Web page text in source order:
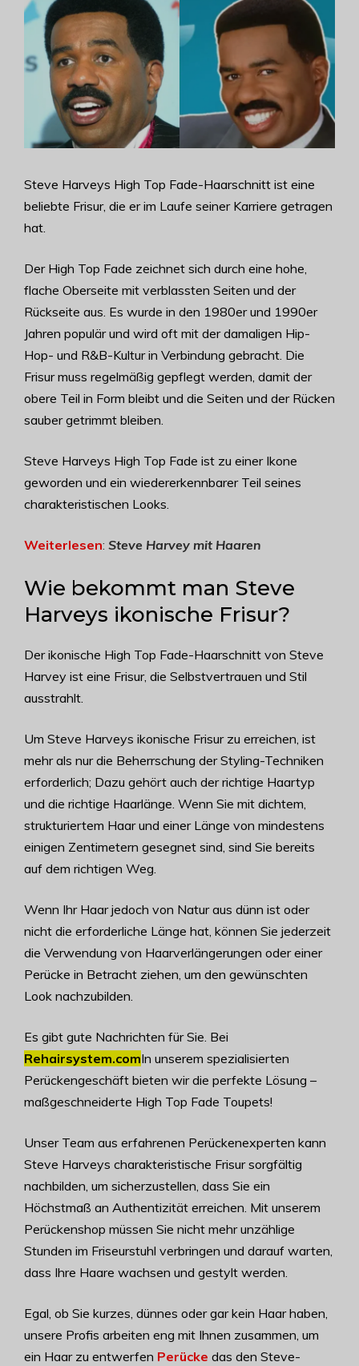
Steve Harveys High Top Fade-Haarschnitt ist eine
beliebte Frisur, die er im Laufe seiner Karriere getragen
hat.
Der High Top Fade zeichnet sich durch eine hohe,
flache Oberseite mit verblassten Seiten und der
Rückseite aus. Es wurde in den 1980er und 1990er
Jahren populär und wird oft mit der damaligen Hip-
Hop- und R&B-Kultur in Verbindung gebracht. Die
Frisur muss regelmäßig gepflegt werden, damit der
obere Teil in Form bleibt und die Seiten und der Rücken
sauber getrimmt bleiben.
Steve Harveys High Top Fade ist zu einer Ikone
geworden und ein wiedererkennbarer Teil seines
charakteristischen Looks.
Weiterlesen: Steve Harvey mit Haaren
Wie bekommt man Steve
Harveys ikonische Frisur?
Der ikonische High Top Fade-Haarschnitt von Steve
Harvey ist eine Frisur, die Selbstvertrauen und Stil
ausstrahlt.
Um Steve Harveys ikonische Frisur zu erreichen, ist
mehr als nur die Beherrschung der Styling-Techniken
erforderlich; Dazu gehört auch der richtige Haartyp
und die richtige Haarlänge. Wenn Sie mit dichtem,
strukturiertem Haar und einer Länge von mindestens
einigen Zentimetern gesegnet sind, sind Sie bereits
auf dem richtigen Weg.
Wenn Ihr Haar jedoch von Natur aus dünn ist oder
nicht die erforderliche Länge hat, können Sie jederzeit
die Verwendung von Haarverlängerungen oder einer
Perücke in Betracht ziehen, um den gewünschten
Look nachzubilden.
Es gibt gute Nachrichten für Sie. Bei
Rehairsystem.comIn unserem spezialisierten
Perückengeschäft bieten wir die perfekte Lösung –
maßgeschneiderte High Top Fade Toupets!
Unser Team aus erfahrenen Perückenexperten kann
Steve Harveys charakteristische Frisur sorgfältig
nachbilden, um sicherzustellen, dass Sie ein
Höchstmaß an Authentizität erreichen. Mit unserem
Perückenshop müssen Sie nicht mehr unzählige
Stunden im Friseurstuhl verbringen und darauf warten,
dass Ihre Haare wachsen und gestylt werden.
Egal, ob Sie kurzes, dünnes oder gar kein Haar haben,
unsere Profis arbeiten eng mit Ihnen zusammen, um
ein Haar zu entwerfen Perücke das den Steve-